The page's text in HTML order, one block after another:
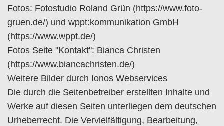
Fotos: Fotostudio Roland Grün (https://www.foto-
gruen.de/) und wppt:kommunikation GmbH
(https://www.wppt.de/)
Fotos Seite "Kontakt": Bianca Christen
(https://www.biancachristen.de/)
Weitere Bilder durch Ionos Webservices
Die durch die Seitenbetreiber erstellten Inhalte und
Werke auf diesen Seiten unterliegen dem deutschen
Urheberrecht. Die Vervielfältigung, Bearbeitung,